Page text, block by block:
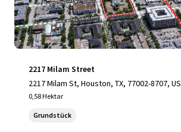
2217 Milam Street
2217 Milam St, Houston, TX, 77002-8707, US
0,58 Hektar
Grundstück